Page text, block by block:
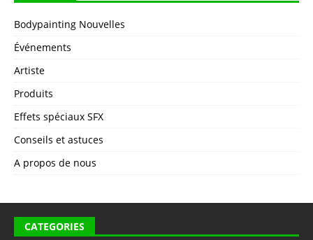
Bodypainting Nouvelles
Événements
Artiste
Produits
Effets spéciaux SFX
Conseils et astuces
A propos de nous
CATEGORIES